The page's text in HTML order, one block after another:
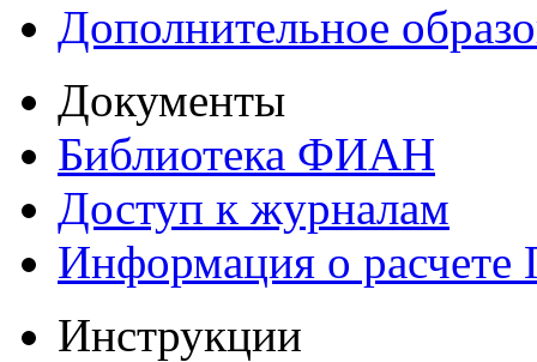
Дополнительное
Документы
Библиотека ФИАН
Доступ к журналам
Информация о
Инструкции